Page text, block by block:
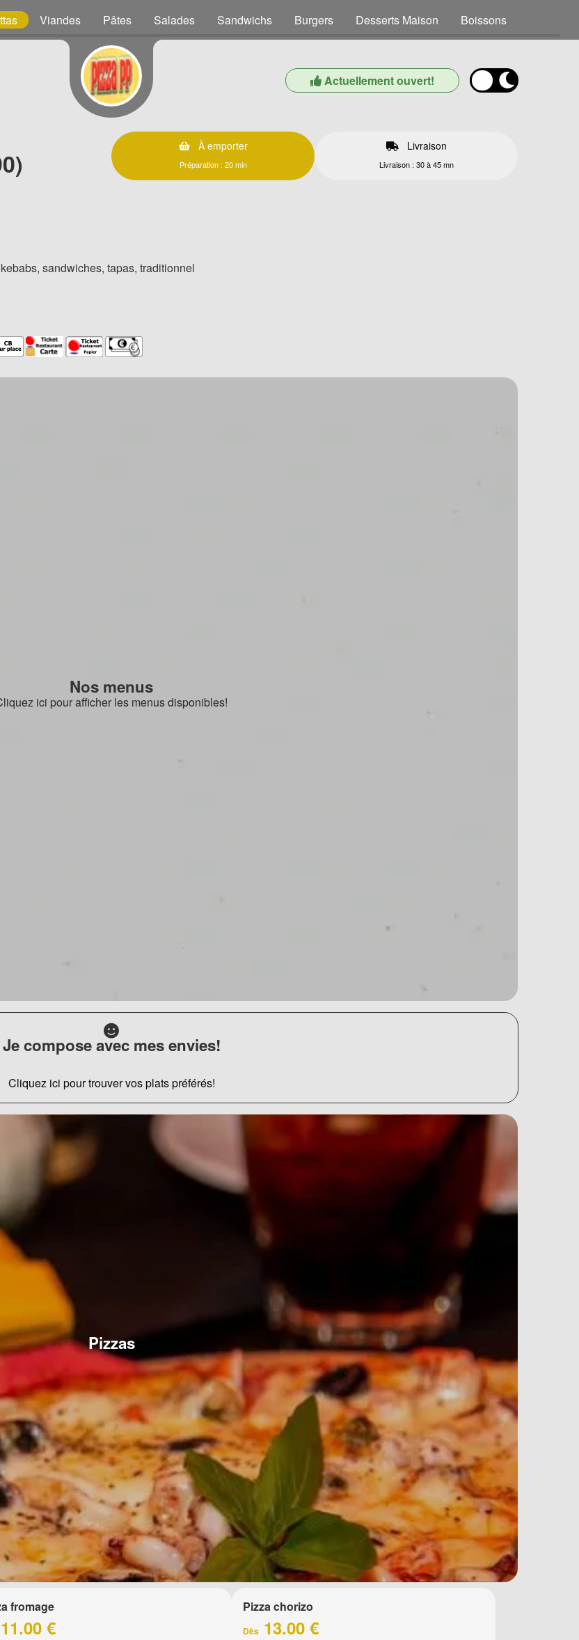
Viandes Pâtes Salades Sandwichs Burgers Desserts Maison Boissons
Actuellement ouvert!
À emporter
Préparation : 20 min
Livraison
Livraison : 30 à 45 mn
sandwiches, tapas, traditionnel
Nos menus
ici pour afficher les menus disponibles!
Je compose avec mes envies!
Cliquez ici pour trouver vos plats préférés!
Pizzas
fromage
€
Pizza chorizo
Dès 13.00 €